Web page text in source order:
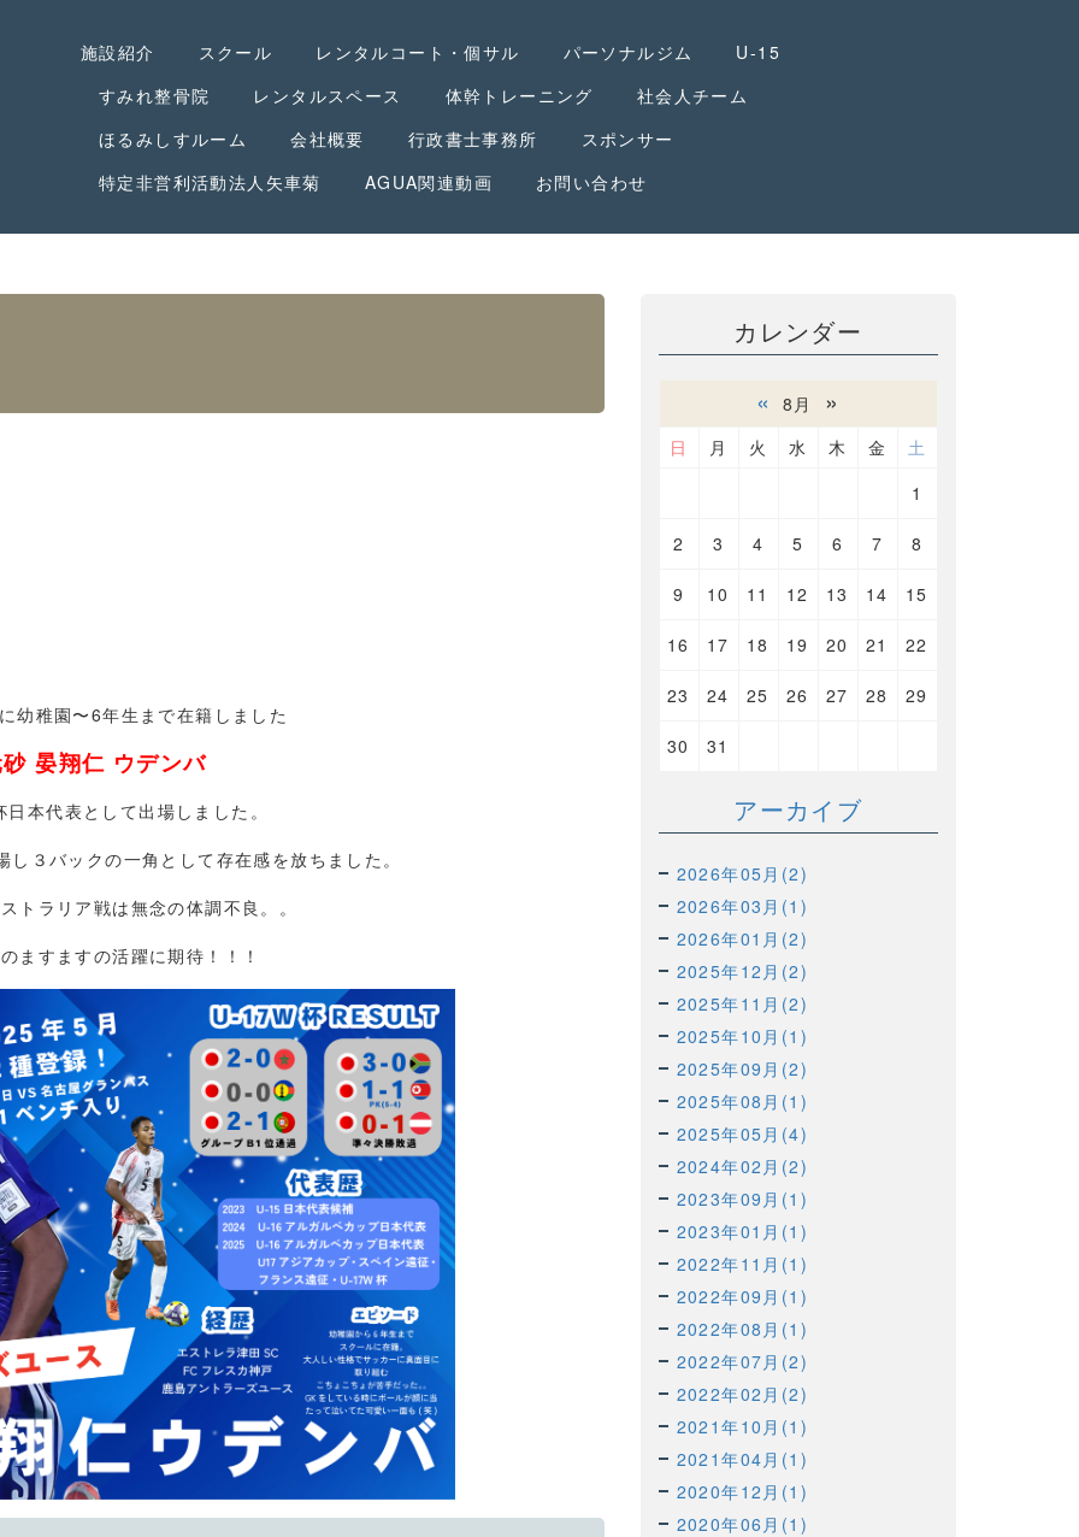
施設紹介 スクール レンタルコート・個サル パーソナルジム
U-15
すみれ整骨院
レンタルスペース 体幹トレーニング
社会人チーム
ほるみしすルーム
会社概要 行政書士事務所
スポンサー
特定非営利活動法人矢車菊
AGUA関連動画 お問い合わせ
幼稚園〜6年生まで在籍しました
晏翔仁 ウデンバ
本代表として出場しました。
３バックの一角として存在感を放ちました。
トラリア戦は無念の体調不良。。
ますますの活躍に期待！！！
カレンダー
« 8月 »
日 月 火 水 木 金
土
1
2 3 4 5 6 7 8
9 10 11 12 13 14 15
16 17 18 19 20 21 22
23 24 25 26 27 28 29
30 31
アーカイブ
2026年05月(2)
2026年03月(1)
2026年01月(2)
2025年12月(2)
2025年11月(2)
2025年10月(1)
2025年09月(2)
2025年08月(1)
2025年05月(4)
2024年02月(2)
2023年09月(1)
2023年01月(1)
2022年11月(1)
2022年09月(1)
2022年08月(1)
2022年07月(2)
2022年02月(2)
2021年10月(1)
2021年04月(1)
2020年12月(1)
2020年06月(1)